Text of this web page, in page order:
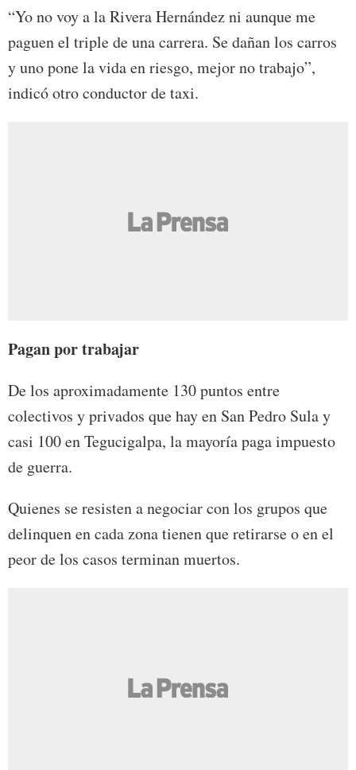
“Yo no voy a la Rivera Hernández ni aunque me
paguen el triple de una carrera. Se dañan los carros
y uno pone la vida en riesgo, mejor no trabajo”,
indicó otro conductor de taxi.
Pagan por trabajar
De los aproximadamente 130 puntos entre
colectivos y privados que hay en San Pedro Sula y
casi 100 en Tegucigalpa, la mayoría paga impuesto
de guerra.
Quienes se resisten a negociar con los grupos que
delinquen en cada zona tienen que retirarse o en el
peor de los casos terminan muertos.